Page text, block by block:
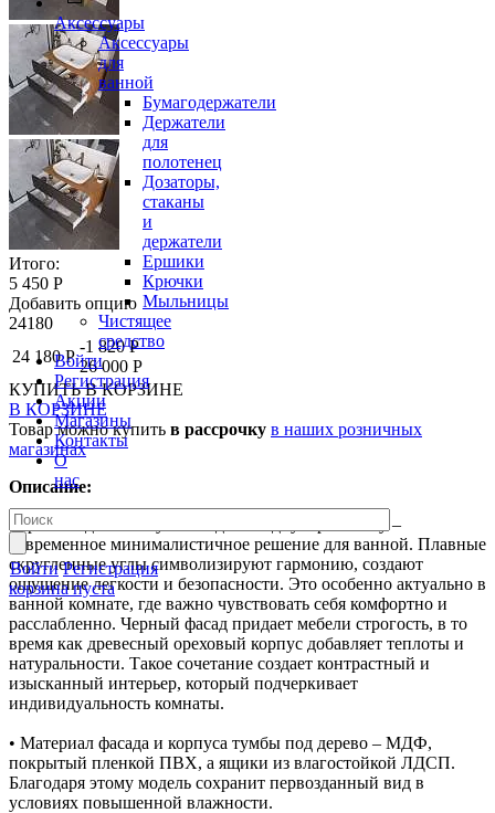
Аксессуары
Аксессуары
для
ванной
Бумагодержатели
Держатели
для
полотенец
Дозаторы,
стаканы
и
держатели
Ершики
Крючки
Мыльницы
Чистящее
средство
Войти
Регистрация
Акции
Магазины
Контакты
О
нас
Войти Регистрация
корзина пуста
Итого:
5 450 Р
Добавить опцию
24180
24 180 Р
-1 820 Р
26 000 Р
КУПИТЬ В КОРЗИНЕ
В КОРЗИНЕ
Товар можно купить в рассрочку в наших розничных
магазинах
Описание:
Черная подвесная тумба под накладную раковину –
современное минималистичное решение для ванной. Плавные
скругленные углы символизируют гармонию, создают
ощущение легкости и безопасности. Это особенно актуально в
ванной комнате, где важно чувствовать себя комфортно и
расслабленно. Черный фасад придает мебели строгость, в то
время как древесный ореховый корпус добавляет теплоты и
натуральности. Такое сочетание создает контрастный и
изысканный интерьер, который подчеркивает
индивидуальность комнаты.
• Материал фасада и корпуса тумбы под дерево – МДФ,
покрытый пленкой ПВХ, а ящики из влагостойкой ЛДСП.
Благодаря этому модель сохранит первозданный вид в
условиях повышенной влажности.